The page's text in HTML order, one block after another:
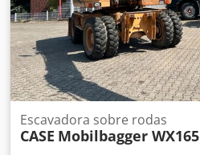
Escavadora sobre rodas
CASE Mobilbagger WX165